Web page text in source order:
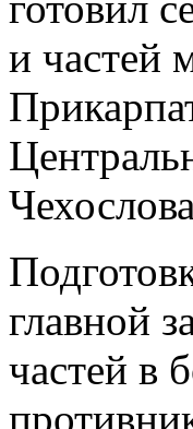
и частей
главной
частей в